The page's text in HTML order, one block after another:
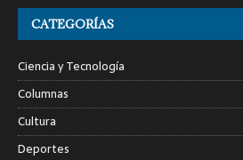
CATEGORÍAS
Ciencia y Tecnología
Columnas
Cultura
Deportes